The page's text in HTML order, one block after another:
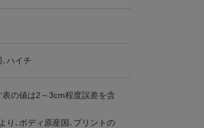
ハイチ
の値は2～3cm程度誤差を含
、ボディ原産国、プリントの